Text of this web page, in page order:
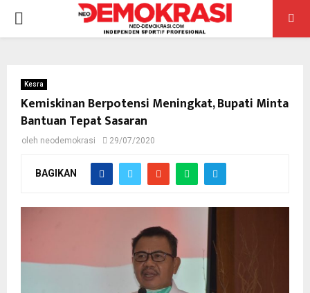
PRIMARY
Kesra
Kemiskinan Berpotensi Meningkat, Bupati Minta
Bantuan Tepat Sasaran
oleh neodemokrasi 29/07/2020
BAGIKAN